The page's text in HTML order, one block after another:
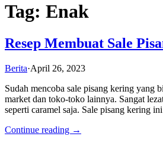
Tag: Enak
Resep Membuat Sale
Berita·April 26, 2023
Sudah mencoba sale pisang kering yang
market dan toko-toko lainnya. Sangat
seperti caramel saja. Sale pisang kering
Continue reading →